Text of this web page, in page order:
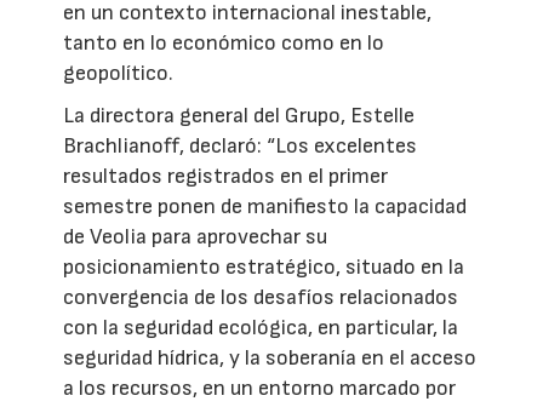
en un contexto internacional inestable,
tanto en lo económico como en lo
geopolítico.
La directora general del Grupo, Estelle
Brachlianoff, declaró: “Los excelentes
resultados registrados en el primer
semestre ponen de manifiesto la capacidad
de Veolia para aprovechar su
posicionamiento estratégico, situado en la
convergencia de los desafíos relacionados
con la seguridad ecológica, en particular, la
seguridad hídrica, y la soberanía en el acceso
a los recursos, en un entorno marcado por